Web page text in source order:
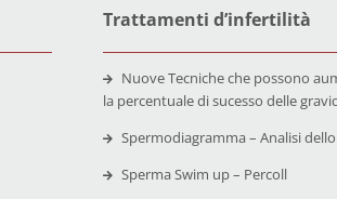
Trattamenti d’infertilità
Nuove Tecniche che possono
la percentuale di sucesso delle
Spermodiagramma – Analisi
Sperma Swim up – Percoll